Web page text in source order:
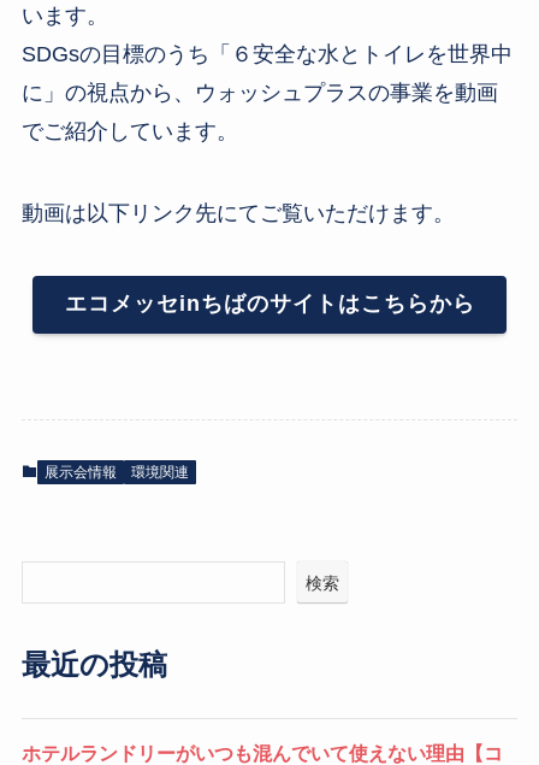
います。
SDGsの目標のうち「６安全な水とトイレを世界中
に」の視点から、ウォッシュプラスの事業を動画
でご紹介しています。
動画は以下リンク先にてご覧いただけます。
エコメッセinちばのサイトはこちらから
展示会情報 環境関連
検索
最近の投稿
ホテルランドリーがいつも混んでいて使えない理由【コ